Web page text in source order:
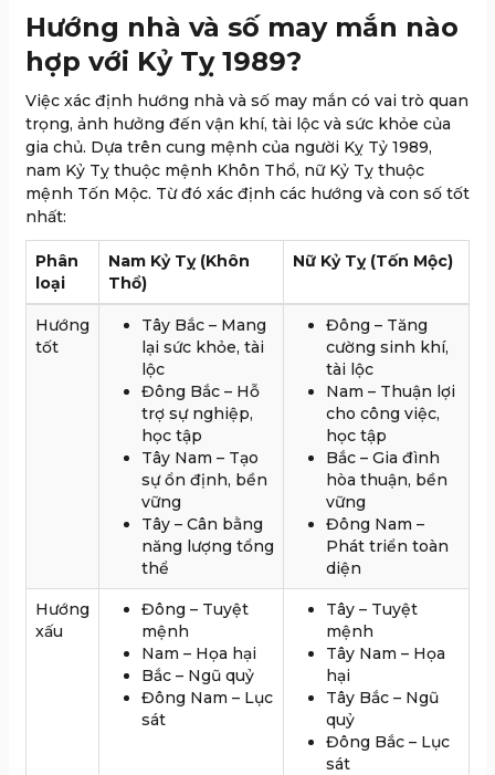
Hướng nhà và số may mắn nào
hợp với Kỷ Tỵ 1989?
Việc xác định hướng nhà và số may mắn có vai trò quan
trọng, ảnh hưởng đến vận khí, tài lộc và sức khỏe của
gia chủ. Dựa trên cung mệnh của người Kỵ Tỷ 1989,
nam Kỷ Tỵ thuộc mệnh Khôn Thổ, nữ Kỷ Tỵ thuộc
mệnh Tốn Mộc. Từ đó xác định các hướng và con số tốt
nhất:
Phân
loại
Nam Kỷ Tỵ (Khôn
Thổ)
Nữ Kỷ Tỵ (Tốn Mộc)
Hướng
tốt
Tây Bắc – Mang
lại sức khỏe, tài
lộc
Đông Bắc – Hỗ
trợ sự nghiệp,
học tập
Tây Nam – Tạo
sự ổn định, bền
vững
Tây – Cân bằng
năng lượng tổng
thể
Đông – Tăng
cường sinh khí,
tài lộc
Nam – Thuận lợi
cho công việc,
học tập
Bắc – Gia đình
hòa thuận, bền
vững
Đông Nam –
Phát triển toàn
diện
Hướng
xấu
Đông – Tuyệt
mệnh
Nam – Họa hại
Bắc – Ngũ quỷ
Đông Nam – Lục
sát
Tây – Tuyệt
mệnh
Tây Nam – Họa
hại
Tây Bắc – Ngũ
quỷ
Đông Bắc – Lục
sát